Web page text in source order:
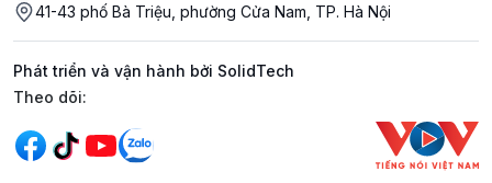
41-43 phố Bà Triệu, phường Cửa Nam, TP. Hà Nội
Phát triển và vận hành bởi SolidTech
Mạng xã hội
Theo dõi: